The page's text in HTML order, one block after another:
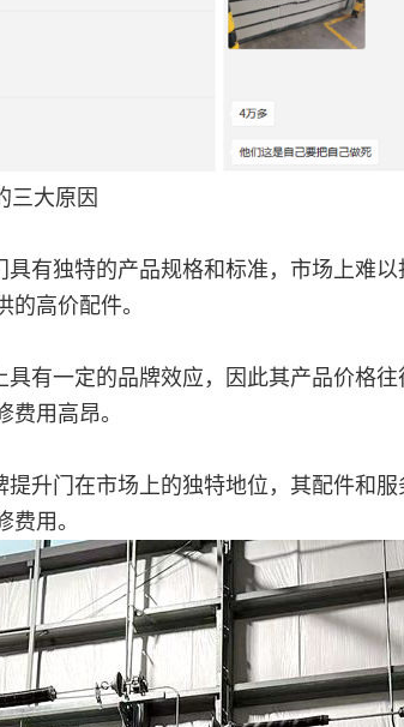
大原因
具有独特的产品规格和标准，市场上难
高价配件。
具有一定的品牌效应，因此其产品价格
用高昂。
提升门在市场上的独特地位，其配件和
用。